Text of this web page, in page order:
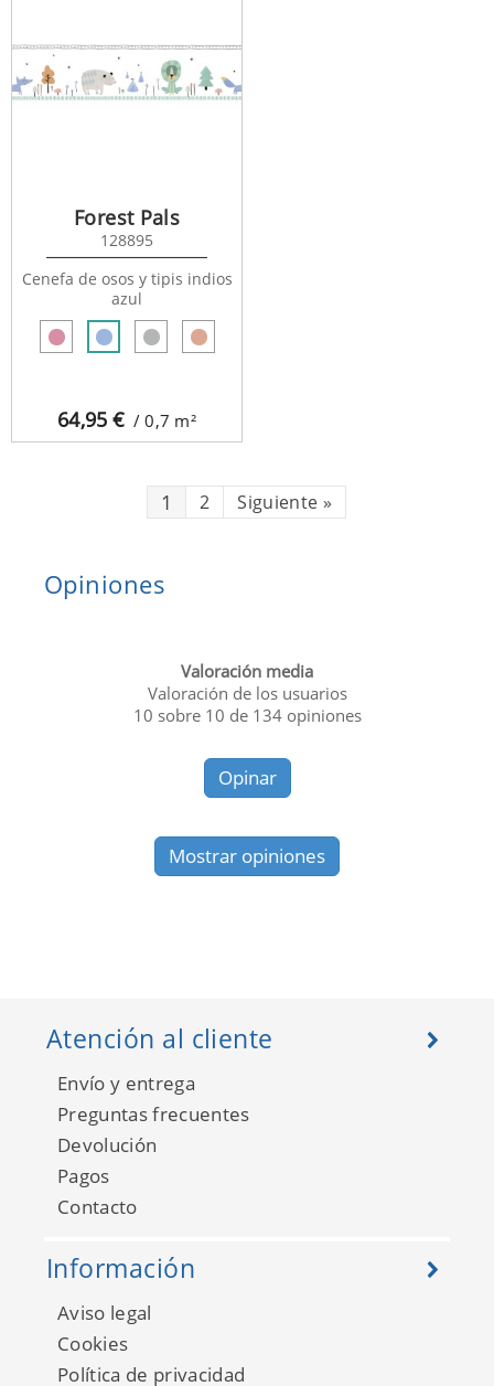
64,95 € / 0,7 m²
Forest Pals
128895
Cenefa de osos y tipis indios
azul
1 2 Siguiente »
Opiniones
Valoración media
Valoración de los usuarios
10 sobre 10 de 134opiniones
Opinar
Mostrar opiniones
Atención al cliente
Envío y entrega
Preguntas frecuentes
Devolución
Pagos
Contacto
Información
Aviso legal
Cookies
Política de privacidad